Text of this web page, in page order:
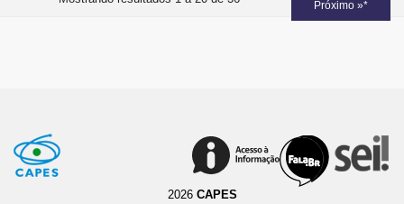
Próximo »*
2026 CAPES